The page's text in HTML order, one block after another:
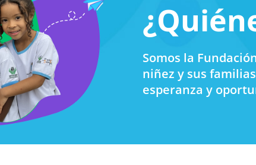
Somos la
niñez y sus
esperanza y